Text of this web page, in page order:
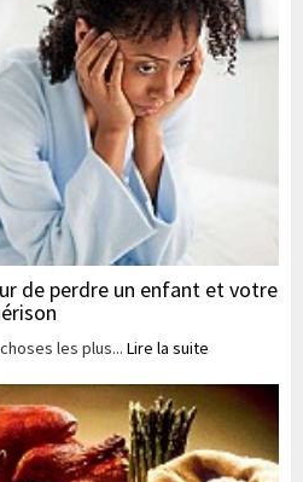
de perdre un enfant et votre
les plus... Lire la suite